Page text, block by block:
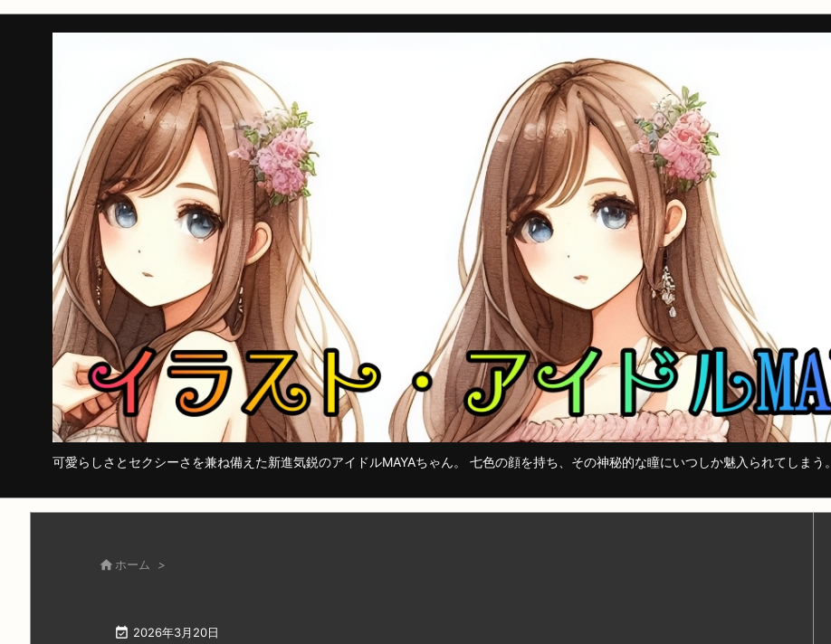
可愛らしさとセクシーさを兼ね備えた新進気鋭のアイドルMAYAちゃん。 七色の顔を持ち、その神秘的な瞳にいつしか魅入られてしまう。
 ホーム >
 2026年3月20日